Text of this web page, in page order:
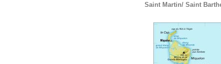
Saint Martin/ Saint